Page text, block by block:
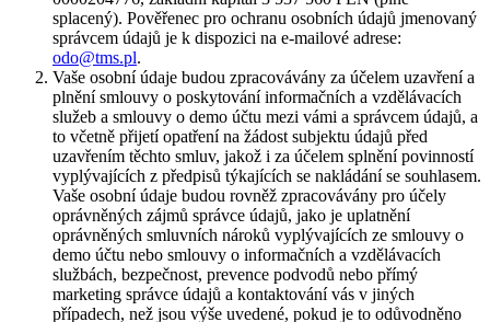
splacený). Pověřenec pro ochranu osobních údajů jmenovaný
správcem údajů je k dispozici na e-mailové adrese:
odo@tms.pl.
Vaše osobní údaje budou zpracovávány za účelem uzavření a
plnění smlouvy o poskytování informačních a vzdělávacích
služeb a smlouvy o demo účtu mezi vámi a správcem údajů, a
to včetně přijetí opatření na žádost subjektu údajů před
uzavřením těchto smluv, jakož i za účelem splnění povinností
vyplývajících z předpisů týkajících se nakládání se souhlasem.
Vaše osobní údaje budou rovněž zpracovávány pro účely
oprávněných zájmů správce údajů, jako je uplatnění
oprávněných smluvních nároků vyplývajících ze smlouvy o
demo účtu nebo smlouvy o informačních a vzdělávacích
službách, bezpečnost, prevence podvodů nebo přímý
marketing správce údajů a kontaktování vás v jiných
případech, než jsou výše uvedené, pokud je to odůvodněno